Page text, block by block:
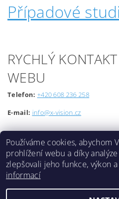
Případové
RYCHLÝ
WEBU
Telefon: +420 608 236 258
E-mail: info@x-vision.cz
Používáme cookies, abychom
prohlížení webu a díky
zlepšovali jeho funkce, výkon
informací